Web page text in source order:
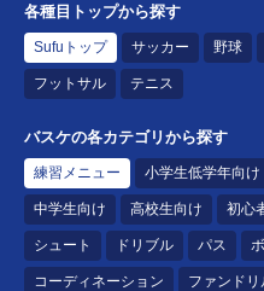
各種目トップから探す
Sufuトップ サッカー 野球
フットサル テニス
バスケの各カテゴリから探す
練習メニュー 小学生低学年向け
中学生向け 高校生向け 初心
シュート ドリブル パス
コーディネーション ファンドリ